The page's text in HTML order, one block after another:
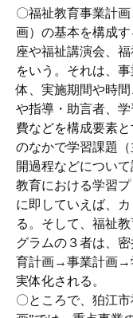
〇福祉教育事業計
画）の基本を構成
座や福祉講演会、
をいう。それは、
体、実施期間や時
や指導・助言者、
費などを構成要素
のなかで学習課題
開過程などについ
教育における学習
に即していえば、
る。そして、福祉
グラムの３者は、
育計画→事業計画→
実体化される。
〇ところで、狛江